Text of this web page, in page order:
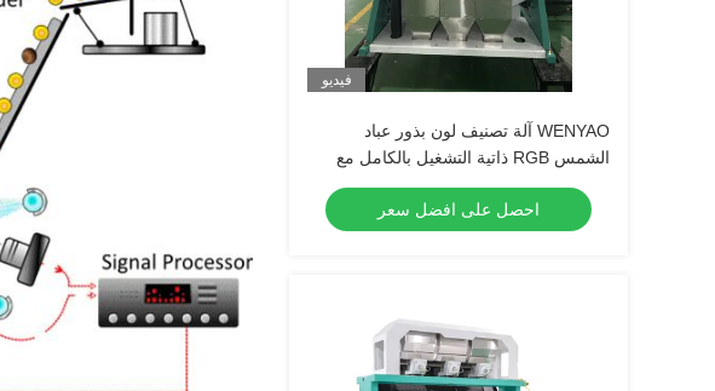
فيديو
WENYAO آلة تصنيف لون بذور عباد
الشمس RGB ذاتية التشغيل بالكامل مع
كفاءة تصنيف عالية
احصل على افضل سعر